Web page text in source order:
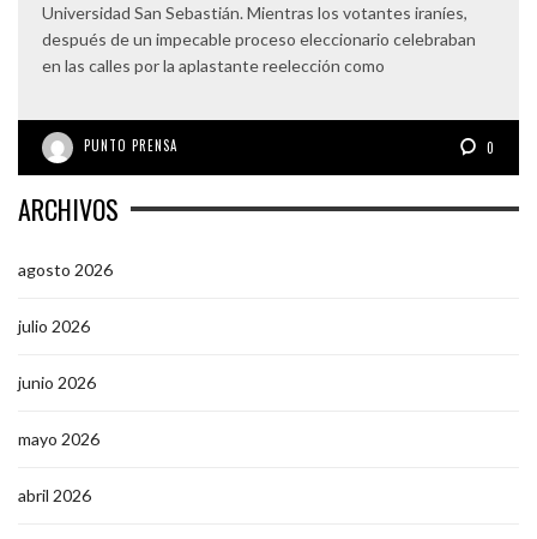
Universidad San Sebastián. Mientras los votantes iraníes,
después de un impecable proceso eleccionario celebraban
en las calles por la aplastante reelección como
PUNTO PRENSA 0
ARCHIVOS
agosto 2026
julio 2026
junio 2026
mayo 2026
abril 2026